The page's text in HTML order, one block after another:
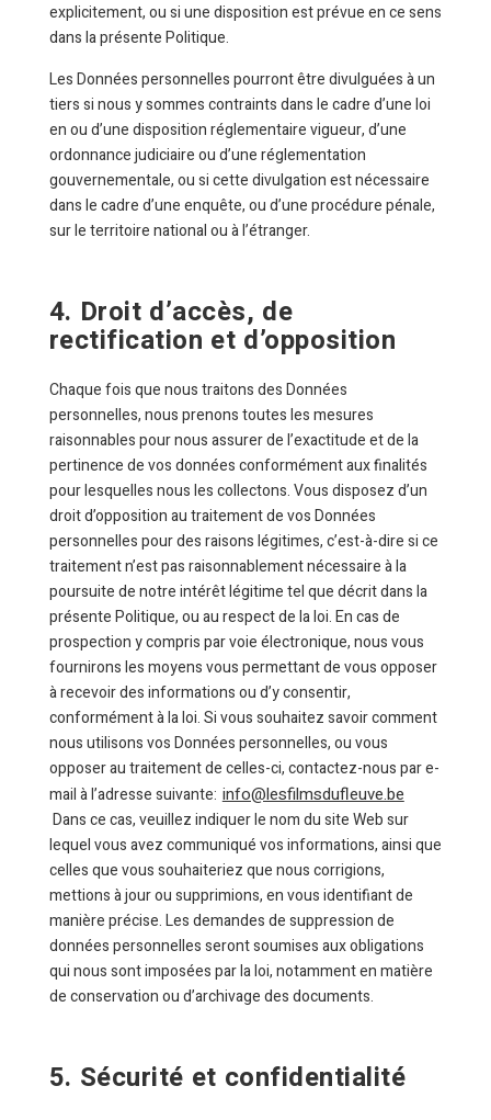
explicitement, ou si une disposition est prévue en ce sens
dans la présente Politique.
Les Données personnelles pourront être divulguées à un
tiers si nous y sommes contraints dans le cadre d’une loi
en ou d’une disposition réglementaire vigueur, d’une
ordonnance judiciaire ou d’une réglementation
gouvernementale, ou si cette divulgation est nécessaire
dans le cadre d’une enquête, ou d’une procédure pénale,
sur le territoire national ou à l’étranger.
4. Droit d’accès, de
rectification et d’opposition
Chaque fois que nous traitons des Données
personnelles, nous prenons toutes les mesures
raisonnables pour nous assurer de l’exactitude et de la
pertinence de vos données conformément aux finalités
pour lesquelles nous les collectons. Vous disposez d’un
droit d’opposition au traitement de vos Données
personnelles pour des raisons légitimes, c’est-à-dire si ce
traitement n’est pas raisonnablement nécessaire à la
poursuite de notre intérêt légitime tel que décrit dans la
présente Politique, ou au respect de la loi. En cas de
prospection y compris par voie électronique, nous vous
fournirons les moyens vous permettant de vous opposer
à recevoir des informations ou d’y consentir,
conformément à la loi. Si vous souhaitez savoir comment
nous utilisons vos Données personnelles, ou vous
opposer au traitement de celles-ci, contactez-nous par e-
mail à l’adresse suivante: info@lesfilmsdufleuve.be
Dans ce cas, veuillez indiquer le nom du site Web sur
lequel vous avez communiqué vos informations, ainsi que
celles que vous souhaiteriez que nous corrigions,
mettions à jour ou supprimions, en vous identifiant de
manière précise. Les demandes de suppression de
données personnelles seront soumises aux obligations
qui nous sont imposées par la loi, notamment en matière
de conservation ou d’archivage des documents.
5. Sécurité et confidentialité